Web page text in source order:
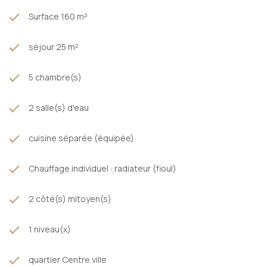
Surface 160 m²
séjour 25 m²
5 chambre(s)
2 salle(s) d'eau
cuisine séparée (équipée)
Chauffage individuel : radiateur (fioul)
2 côté(s) mitoyen(s)
1 niveau(x)
quartier Centre ville